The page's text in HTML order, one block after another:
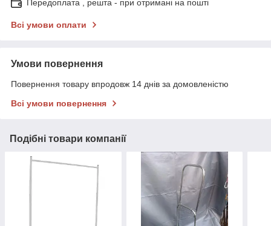
Передоплата , решта - при отримані на пошті
Всі умови оплати
Умови повернення
Повернення товару впродовж 14 днів за домовленістю
Всі умови повернення
Подібні товари компанії